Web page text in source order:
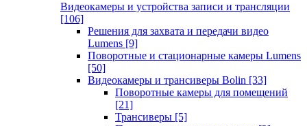
Видеокамеры и устройства записи и трансляции
[106]
Решения для захвата и передачи видео
Lumens [9]
Поворотные и стационарные камеры Lumens
[50]
Видеокамеры и трансиверы Bolin [33]
Поворотные камеры для помещений
[21]
Трансиверы [5]